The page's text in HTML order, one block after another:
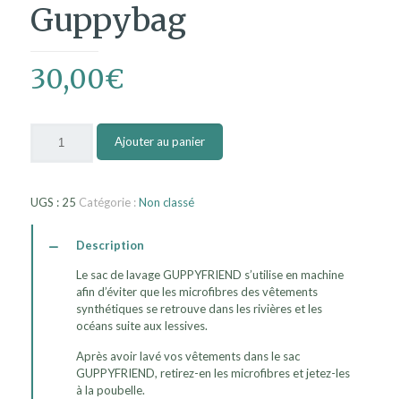
Guppybag
30,00€
Ajouter au panier
UGS : 25 Catégorie :Non classé
Description
Le sac de lavage GUPPYFRIEND s’utilise en machine
afin d’éviter que les microfibres des vêtements
synthétiques se retrouve dans les rivières et les
océans suite aux lessives.
Après avoir lavé vos vêtements dans le sac
GUPPYFRIEND, retirez-en les microfibres et jetez-les
à la poubelle.